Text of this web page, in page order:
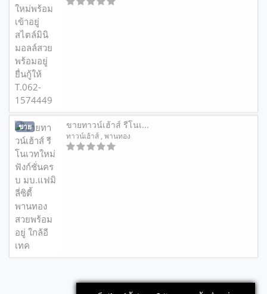
ขาย ขายทาวน์เฮ้าส์ รีโนเ...
ทาวน์เฮ้าส์ , พานทอง